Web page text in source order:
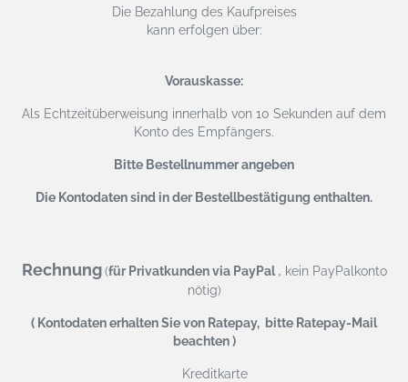
Die Bezahlung des Kaufpreises
kann erfolgen über:
Vorauskasse:
Als Echtzeitüberweisung innerhalb von 10 Sekunden auf dem
Konto des Empfängers.
Bitte Bestellnummer angeben
Die Kontodaten sind in der Bestellbestätigung enthalten.
Rechnung (für Privatkunden via PayPal, kein PayPalkonto
nötig)
( Kontodaten erhalten Sie von Ratepay, bitte Ratepay-Mail
beachten )
Kreditkarte